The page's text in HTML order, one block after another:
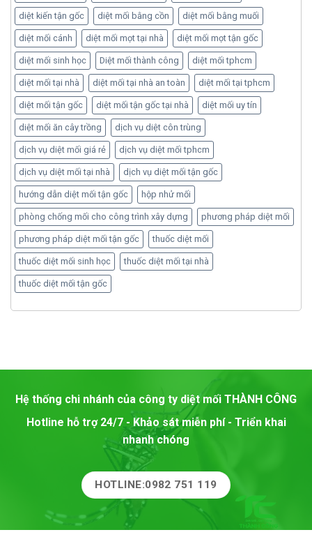
diệt kiến tận gốc diệt mối bằng cồn diệt mối bằng muối
diệt mối cánh diệt mối mọt tại nhà diệt mối mọt tận gốc
diệt mối sinh học Diệt mối thành công diệt mối tphcm
diệt mối tại nhà diệt mối tại nhà an toàn diệt mối tại tphcm
diệt mối tận gốc diệt mối tận gốc tại nhà diệt mối uy tín
diệt mối ăn cây trồng dịch vụ diệt côn trùng
dịch vụ diệt mối giá rẻ dịch vụ diệt mối tphcm
dịch vụ diệt mối tại nhà dịch vụ diệt mối tận gốc
hướng dẫn diệt mối tận gốc hộp nhử mối
phòng chống mối cho công trình xây dựng phương pháp diệt mối
phương pháp diệt mối tận gốc thuốc diệt mối
thuốc diệt mối sinh học thuốc diệt mối tại nhà
thuốc diệt mối tận gốc
Hệ thống chi nhánh của công ty diệt mối THÀNH CÔNG
Hotline hỗ trợ 24/7 - Khảo sát miễn phí - Triển khai
nhanh chóng
HOTLINE:0982 751 119